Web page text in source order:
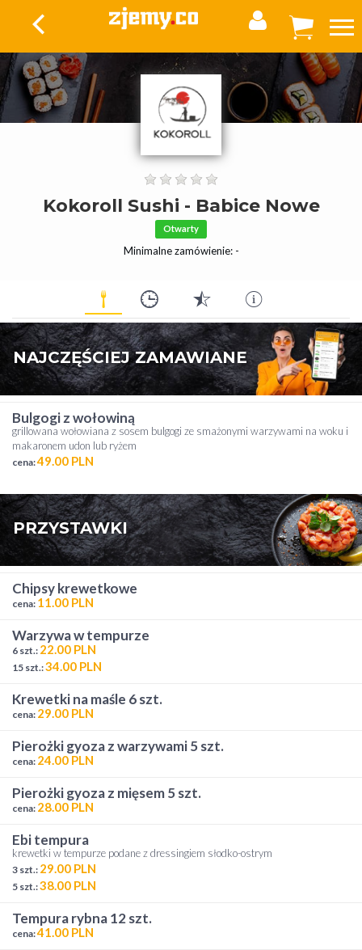
Kokoroll Sushi - Babice Nowe
Otwarty
Minimalne zamówienie: -
NAJCZĘŚCIEJ ZAMAWIANE
bulgogi z wołowiną
grillowana wołowiana z sosem bulgogi ze smażonymi warzywami na woku i
makaronem udon lub ryżem
cena:49.00 PLN
PRZYSTAWKI
chipsy krewetkowe
cena: 11.00 PLN
warzywa w tempurze
6 szt.: 22.00 PLN
15 szt.:34.00 PLN
krewetki na maśle 6 szt.
cena: 29.00 PLN
pierożki gyoza z warzywami 5 szt.
cena: 24.00 PLN
pierożki gyoza z mięsem 5 szt.
cena: 28.00 PLN
ebi tempura
krewetki w tempurze podane z dressingiem słodko-ostrym
3 szt.: 29.00 PLN
5 szt.:38.00 PLN
tempura rybna 12 szt.
cena:41.00 PLN